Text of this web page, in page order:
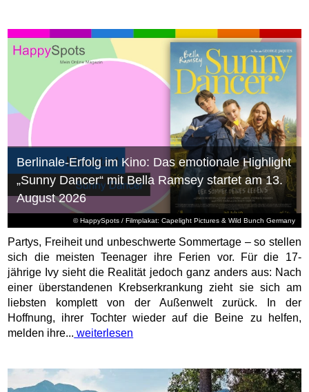
© HappySpots / Filmplakat: Capelight Pictures & Wild Bunch Germany
Berlinale-Erfolg im Kino: Das emotionale Highlight
„Sunny Dancer“ mit Bella Ramsey startet am 13.
August 2026
Partys, Freiheit und unbeschwerte Sommertage – so stellen
sich die meisten Teenager ihre Ferien vor. Für die 17-
jährige Ivy sieht die Realität jedoch ganz anders aus: Nach
einer überstandenen Krebserkrankung zieht sie sich am
liebsten komplett von der Außenwelt zurück. In der
Hoffnung, ihrer Tochter wieder auf die Beine zu helfen,
melden ihre... weiterlesen